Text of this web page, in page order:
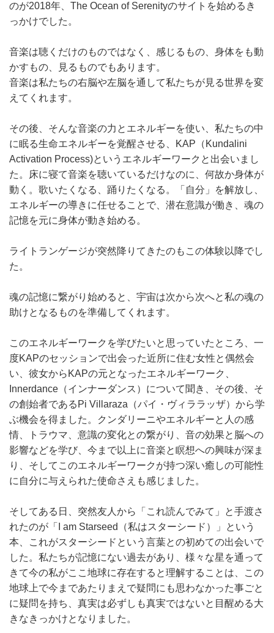
のが2018年、The Ocean of Serenityのサイトを始めるき
っかけでした。
音楽は聴くだけのものではなく、感じるもの、身体をも動
かすもの、見るものでもあります。
音楽は私たちの右脳や左脳を通して私たちが見る世界を変
えてくれます。
その後、そんな音楽の力とエネルギーを使い、私たちの中
に眠る生命エネルギーを覚醒させる、KAP（Kundalini
Activation Process)というエネルギーワークと出会いまし
た。床に寝て音楽を聴いているだけなのに、何故か身体が
動く。歌いたくなる、踊りたくなる。「自分」を解放し、
エネルギーの導きに任せることで、潜在意識が働き、魂の
記憶を元に身体が動き始める。
ライトランゲージが突然降りてきたのもこの体験以降でし
た。
魂の記憶に繋がり始めると、宇宙は次から次へと私の魂の
助けとなるものを準備してくれます。
このエネルギーワークを学びたいと思っていたところ、一
度KAPのセッションで出会った近所に住む女性と偶然会
い、彼女からKAPの元となったエネルギーワーク、
Innerdance（インナーダンス）について聞き、その後、そ
の創始者であるPi Villaraza（パイ・ヴィララッザ）から学
ぶ機会を得ました。クンダリーニやエネルギーと人の感
情、トラウマ、意識の変化との繋がり、音の効果と脳への
影響などを学び、今まで以上に音楽と瞑想への興味が深ま
り、そしてこのエネルギーワークが持つ深い癒しの可能性
に自分に与えられた使命さえも感じました。
そしてある日、突然友人から「これ読んでみて」と手渡さ
れたのが「I am Starseed（私はスターシード）」という
本、これがスターシードという言葉との初めての出会いで
した。私たちが記憶にない過去があり、様々な星を通って
きて今の私がここ地球に存在すると理解することは、この
地球上で今まであたりまえで疑問にも思わなかった事ごと
に疑問を持ち、真実は必ずしも真実ではないと目醒める大
きなきっかけとなりました。